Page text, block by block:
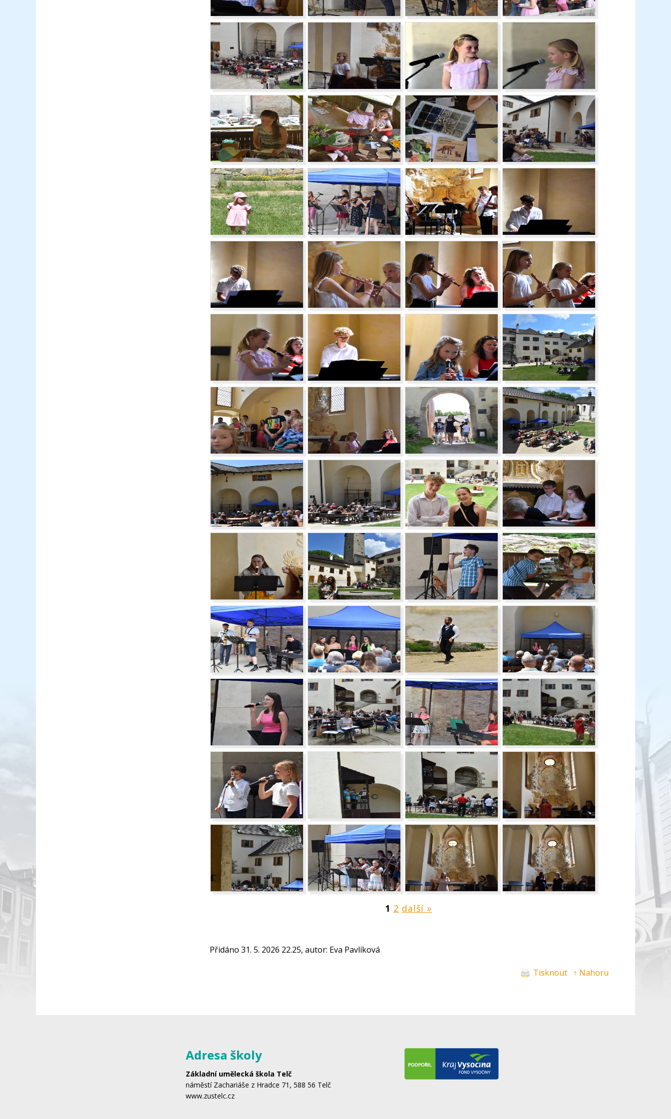
1 2 další »
Přidáno 31. 5. 2026 22.25, autor: Eva Pavlíková
Tisknout ↑ Nahoru
Adresa školy
Základní umělecká škola Telč
náměstí Zachariáše z Hradce 71, 588 56 Telč
www.zustelc.cz